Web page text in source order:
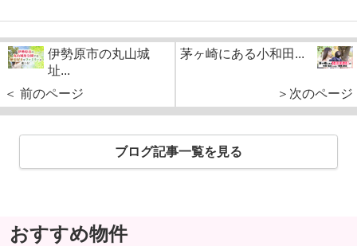
伊勢原市の丸山城
址...
＜ 前のページ
茅ヶ崎にある小和田...
＞次のページ
ブログ記事一覧を見る
おすすめ物件